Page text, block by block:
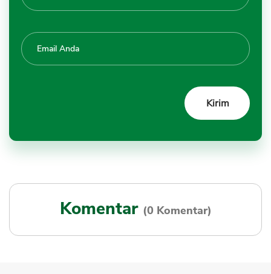
Komentar (0 Komentar)